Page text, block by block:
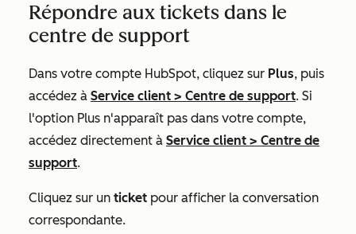
Répondre aux tickets dans le
centre de support
Dans votre compte HubSpot, cliquez sur Plus, puis
accédez à Service client > Centre de support. Si
l'option Plus n'apparaît pas dans votre compte,
accédez directement à Service client > Centre de
support.
Cliquez sur un ticket pour afficher la conversation
correspondante.